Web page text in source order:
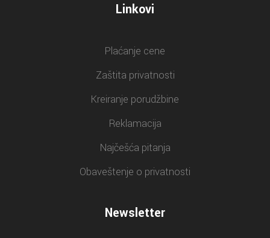
Linkovi
Plaćanje cene
Zaštita privatnosti
Kreiranje porudžbine
Reklamacija
Najčešća pitanja
Obaveštenje o privatnosti
Newsletter